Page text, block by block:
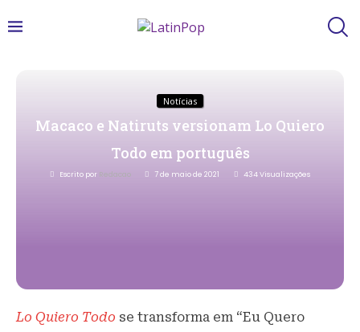
Notícias
Macaco e Natiruts versionam Lo Quiero
Todo em português
Escrito por Redacao 7 de maio de 2021 434Visualizações
Lo Quiero Todo se transforma em “Eu Quero